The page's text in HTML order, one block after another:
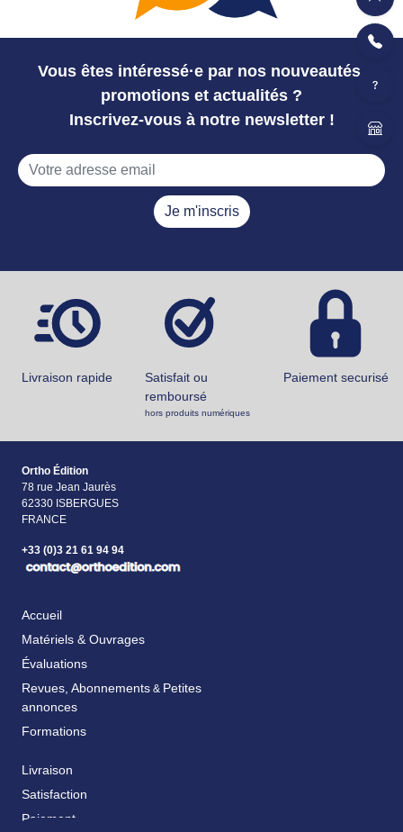
Vous êtes intéressé·e par nos nouveautés,
promotions et actualités ?
Inscrivez-vous à notre newsletter !
Je m'inscris
Livraison rapide
Satisfait ou
remboursé
hors produits numériques
Paiement securisé
Ortho Édition
78 rue Jean Jaurès
62330 ISBERGUES
FRANCE
+33 (0)3 21 61 94 94
Accueil
Matériels & Ouvrages
Évaluations
Revues, Abonnements & Petites
annonces
Formations
Livraison
Satisfaction
Paiement